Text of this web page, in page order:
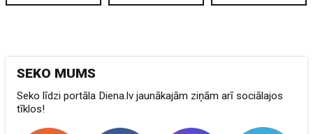
SEKO MUMS
Seko līdzi portāla Diena.lv jaunākajām ziņām arī sociālajos
tīklos!